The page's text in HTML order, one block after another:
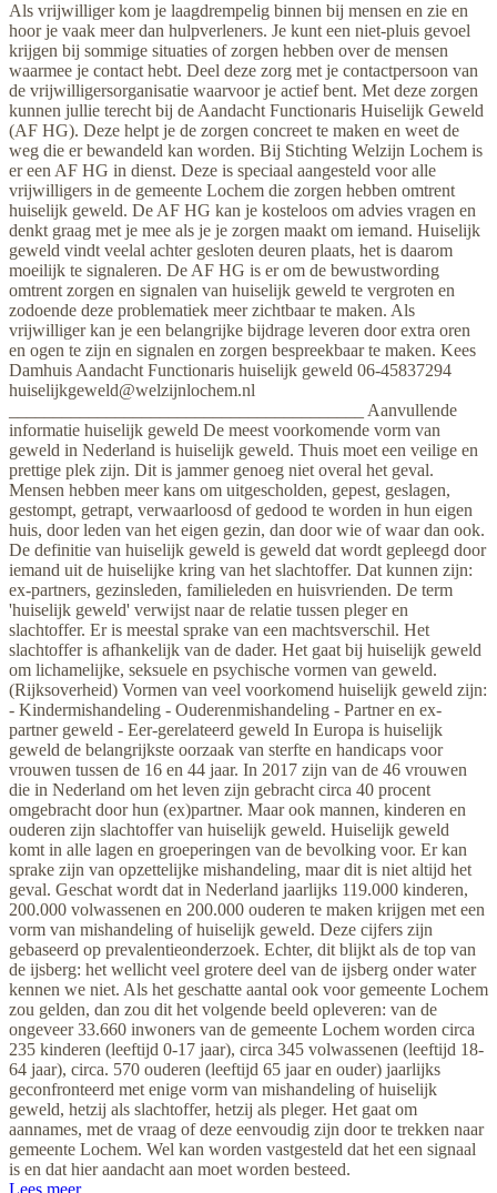
Als vrijwilliger kom je laagdrempelig binnen bij mensen en zie en
hoor je vaak meer dan hulpverleners. Je kunt een niet-pluis gevoel
krijgen bij sommige situaties of zorgen hebben over de mensen
waarmee je contact hebt. Deel deze zorg met je contactpersoon van
de vrijwilligersorganisatie waarvoor je actief bent. Met deze zorgen
kunnen jullie terecht bij de Aandacht Functionaris Huiselijk Geweld
(AF HG). Deze helpt je de zorgen concreet te maken en weet de
weg die er bewandeld kan worden. Bij Stichting Welzijn Lochem is
er een AF HG in dienst. Deze is speciaal aangesteld voor alle
vrijwilligers in de gemeente Lochem die zorgen hebben omtrent
huiselijk geweld. De AF HG kan je kosteloos om advies vragen en
denkt graag met je mee als je je zorgen maakt om iemand. Huiselijk
geweld vindt veelal achter gesloten deuren plaats, het is daarom
moeilijk te signaleren. De AF HG is er om de bewustwording
omtrent zorgen en signalen van huiselijk geweld te vergroten en
zodoende deze problematiek meer zichtbaar te maken. Als
vrijwilliger kan je een belangrijke bijdrage leveren door extra oren
en ogen te zijn en signalen en zorgen bespreekbaar te maken. Kees
Damhuis Aandacht Functionaris huiselijk geweld 06-45837294
huiselijkgeweld@welzijnlochem.nl
________________________________________ Aanvullende
informatie huiselijk geweld De meest voorkomende vorm van
geweld in Nederland is huiselijk geweld. Thuis moet een veilige en
prettige plek zijn. Dit is jammer genoeg niet overal het geval.
Mensen hebben meer kans om uitgescholden, gepest, geslagen,
gestompt, getrapt, verwaarloosd of gedood te worden in hun eigen
huis, door leden van het eigen gezin, dan door wie of waar dan ook.
De definitie van huiselijk geweld is geweld dat wordt gepleegd door
iemand uit de huiselijke kring van het slachtoffer. Dat kunnen zijn:
ex-partners, gezinsleden, familieleden en huisvrienden. De term
'huiselijk geweld' verwijst naar de relatie tussen pleger en
slachtoffer. Er is meestal sprake van een machtsverschil. Het
slachtoffer is afhankelijk van de dader. Het gaat bij huiselijk geweld
om lichamelijke, seksuele en psychische vormen van geweld.
(Rijksoverheid) Vormen van veel voorkomend huiselijk geweld zijn:
- Kindermishandeling - Ouderenmishandeling - Partner en ex-
partner geweld - Eer-gerelateerd geweld In Europa is huiselijk
geweld de belangrijkste oorzaak van sterfte en handicaps voor
vrouwen tussen de 16 en 44 jaar. In 2017 zijn van de 46 vrouwen
die in Nederland om het leven zijn gebracht circa 40 procent
omgebracht door hun (ex)partner. Maar ook mannen, kinderen en
ouderen zijn slachtoffer van huiselijk geweld. Huiselijk geweld
komt in alle lagen en groeperingen van de bevolking voor. Er kan
sprake zijn van opzettelijke mishandeling, maar dit is niet altijd het
geval. Geschat wordt dat in Nederland jaarlijks 119.000 kinderen,
200.000 volwassenen en 200.000 ouderen te maken krijgen met een
vorm van mishandeling of huiselijk geweld. Deze cijfers zijn
gebaseerd op prevalentieonderzoek. Echter, dit blijkt als de top van
de ijsberg: het wellicht veel grotere deel van de ijsberg onder water
kennen we niet. Als het geschatte aantal ook voor gemeente Lochem
zou gelden, dan zou dit het volgende beeld opleveren: van de
ongeveer 33.660 inwoners van de gemeente Lochem worden circa
235 kinderen (leeftijd 0-17 jaar), circa 345 volwassenen (leeftijd 18-
64 jaar), circa. 570 ouderen (leeftijd 65 jaar en ouder) jaarlijks
geconfronteerd met enige vorm van mishandeling of huiselijk
geweld, hetzij als slachtoffer, hetzij als pleger. Het gaat om
aannames, met de vraag of deze eenvoudig zijn door te trekken naar
gemeente Lochem. Wel kan worden vastgesteld dat het een signaal
is en dat hier aandacht aan moet worden besteed.
Lees meer